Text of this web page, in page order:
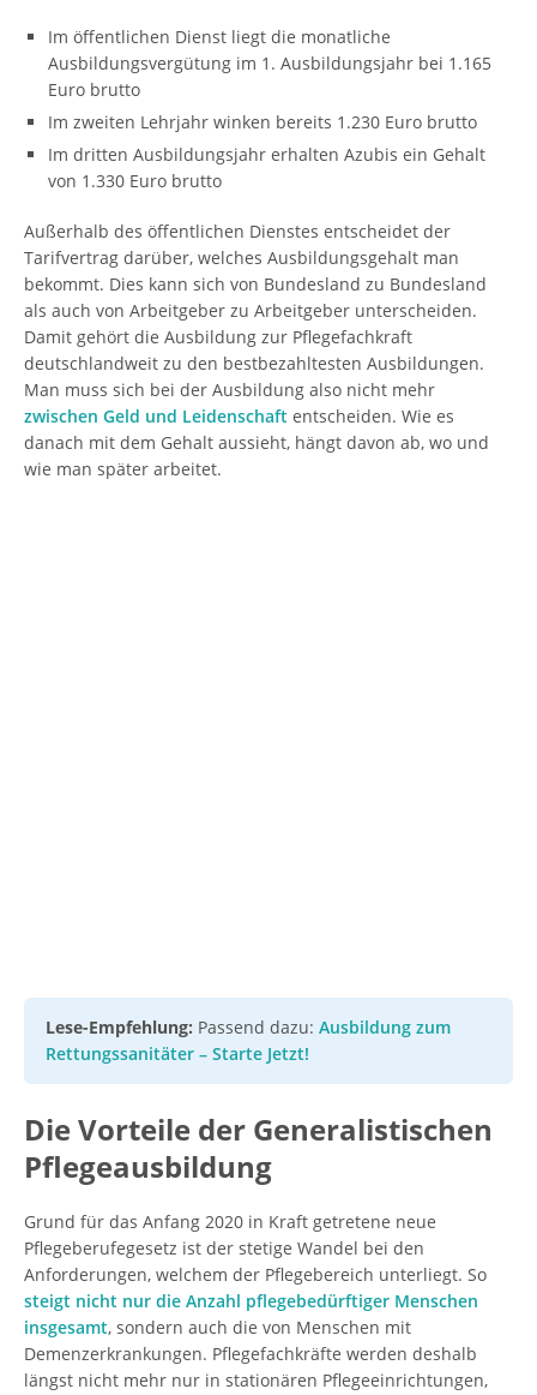
Im öffentlichen Dienst liegt die monatliche
Ausbildungsvergütung im 1. Ausbildungsjahr bei 1.165
Euro brutto
Im zweiten Lehrjahr winken bereits 1.230 Euro brutto
Im dritten Ausbildungsjahr erhalten Azubis ein Gehalt
von 1.330 Euro brutto
Außerhalb des öffentlichen Dienstes entscheidet der
Tarifvertrag darüber, welches Ausbildungsgehalt man
bekommt. Dies kann sich von Bundesland zu Bundesland
als auch von Arbeitgeber zu Arbeitgeber unterscheiden.
Damit gehört die Ausbildung zur Pflegefachkraft
deutschlandweit zu den bestbezahltesten Ausbildungen.
Man muss sich bei der Ausbildung also nicht mehr
zwischen Geld und Leidenschaft entscheiden. Wie es
danach mit dem Gehalt aussieht, hängt davon ab, wo und
wie man später arbeitet.
Lese-Empfehlung: Passend dazu: Ausbildung zum
Rettungssanitäter – Starte Jetzt!
Die Vorteile der Generalistischen
Pflegeausbildung
Grund für das Anfang 2020 in Kraft getretene neue
Pflegeberufegesetz ist der stetige Wandel bei den
Anforderungen, welchem der Pflegebereich unterliegt. So
steigt nicht nur die Anzahl pflegebedürftiger Menschen
insgesamt, sondern auch die von Menschen mit
Demenzerkrankungen. Pflegefachkräfte werden deshalb
längst nicht mehr nur in stationären Pflegeeinrichtungen,